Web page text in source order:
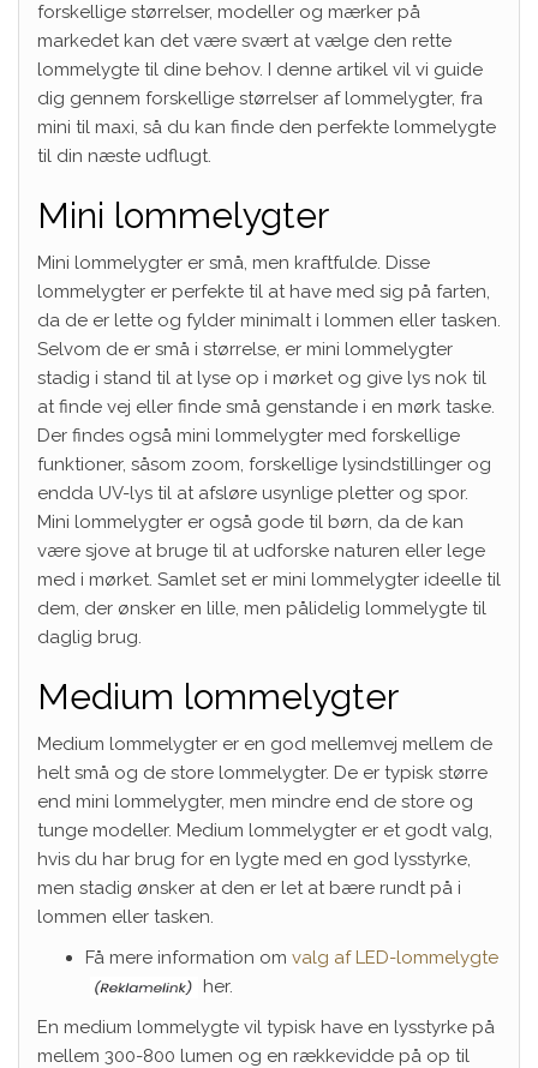
forskellige størrelser, modeller og mærker på
markedet kan det være svært at vælge den rette
lommelygte til dine behov. I denne artikel vil vi guide
dig gennem forskellige størrelser af lommelygter, fra
mini til maxi, så du kan finde den perfekte lommelygte
til din næste udflugt.
Mini lommelygter
Mini lommelygter er små, men kraftfulde. Disse
lommelygter er perfekte til at have med sig på farten,
da de er lette og fylder minimalt i lommen eller tasken.
Selvom de er små i størrelse, er mini lommelygter
stadig i stand til at lyse op i mørket og give lys nok til
at finde vej eller finde små genstande i en mørk taske.
Der findes også mini lommelygter med forskellige
funktioner, såsom zoom, forskellige lysindstillinger og
endda UV-lys til at afsløre usynlige pletter og spor.
Mini lommelygter er også gode til børn, da de kan
være sjove at bruge til at udforske naturen eller lege
med i mørket. Samlet set er mini lommelygter ideelle til
dem, der ønsker en lille, men pålidelig lommelygte til
daglig brug.
Medium lommelygter
Medium lommelygter er en god mellemvej mellem de
helt små og de store lommelygter. De er typisk større
end mini lommelygter, men mindre end de store og
tunge modeller. Medium lommelygter er et godt valg,
hvis du har brug for en lygte med en god lysstyrke,
men stadig ønsker at den er let at bære rundt på i
lommen eller tasken.
Få mere information om valg af LED-lommelygte
her.
En medium lommelygte vil typisk have en lysstyrke på
mellem 300-800 lumen og en rækkevidde på op til